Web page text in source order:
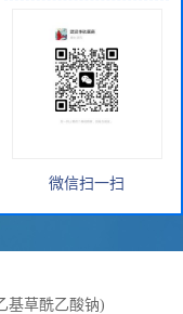
基草酰乙酸钠)
微信扫一扫